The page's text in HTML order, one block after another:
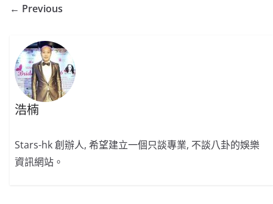
← Previous
浩楠
Stars-hk 創辦人, 希望建立一個只談專業, 不談八卦的娛樂
資訊網站。